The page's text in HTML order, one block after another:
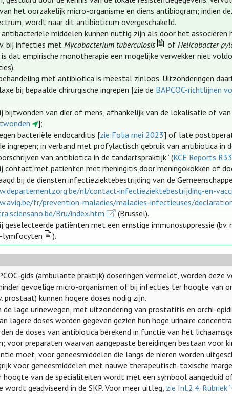
het oorzakelijk micro-organisme en diens antibiogram; indien
wordt naar dit antibioticum overgeschakeld.
antibacteriële middelen kunnen nuttig zijn als door het
bij infecties metMycobacterium tuberculosis of Helicobacter
dat empirische monotherapie een mogelijke verwekker niet
met antibiotica is meestal zinloos. Uitzonderingen
bij bepaalde chirurgische ingrepen [zie de BAPCOC-richtlijnen
bijtwonden van dier of mens, afhankelijk van de lokalisatie of
];
bacteriële endocarditis [zie Folia mei 2023] of late
ingrepen; in verband met profylactisch gebruik van antibiotica in
van antibiotica in de tandartspraktijk” (KCE Reports
contact met patiënten met meningitis door meningokokken of
bij de diensten infectieziektebestrijding van de
nl/contact-infectieziektebestrijding-en-
fr/prevention-maladies/maladies-infectieuses/
Bru/index.htm
(Brussel).
geselecteerde patiënten met een ernstige immunosuppressie
lymfocyten
).
gids (ambulante praktijk) doseringen vermeldt, worden deze
gevoelige micro-organismen of bij infecties ter hoogte van
prostaat) kunnen hogere doses nodig zijn.
de lage urinewegen, met uitzondering van prostatitis en orchi-
lagere doses worden gegeven gezien hun hoge urinaire
de doses van antibiotica berekend in functie van het
voor preparaten waarvan aangepaste bereidingen bestaan voor
moet, voor geneesmiddelen die langs de nieren worden
voor geneesmiddelen met nauwe therapeutisch-toxische
hoogte van de specialiteiten wordt met een symbool aangeduid
wordt geadviseerd in de SKP. Voor meer uitleg, zie Inl.2.4. Rubriek